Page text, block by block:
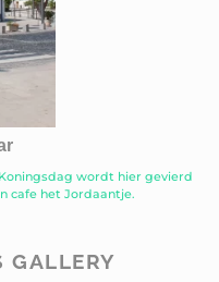
wordt hier gevierd
cafe het Jordaantje.
GALLERY